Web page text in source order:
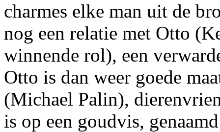
charmes elke man uit de
nog een relatie met Otto
winnende rol), een
Otto is dan weer goede
(Michael Palin),
is op een goudvis,